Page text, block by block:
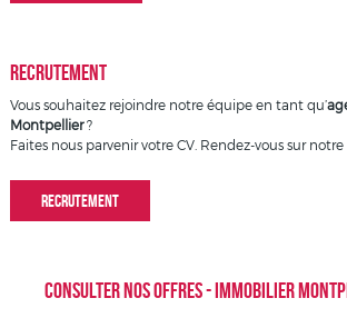
Recrutement
Vous souhaitez rejoindre notre équipe en tant qu’
Montpellier?
Faites nous parvenir votre CV. Rendez-vous sur
RECRUTEMENT
Consulter nos offres-Immobilier